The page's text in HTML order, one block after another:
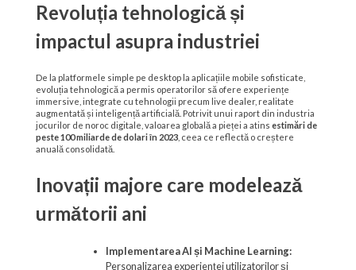
Revoluția tehnologică și
impactul asupra industriei
De la platformele simple pe desktop la aplicațiile mobile sofisticate,
evoluția tehnologică a permis operatorilor să ofere experiențe
immersive, integrate cu tehnologii precum live dealer, realitate
augmentată și inteligență artificială. Potrivit unui raport din industria
jocurilor de noroc digitale, valoarea globală a pieței a atins estimări de
peste 100 miliarde de dolari în 2023, ceea ce reflectă o creștere
anuală consolidată.
Inovații majore care modelează
următorii ani
Implementarea AI și Machine Learning:
Personalizarea experienței utilizatorilor și